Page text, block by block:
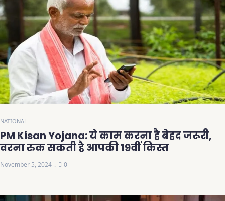
NATIONAL
PM Kisan Yojana: ये काम करना है बेहद जरूरी,
वरना रुक सकती है आपकी 19वीं किस्त
November 5, 2024 0